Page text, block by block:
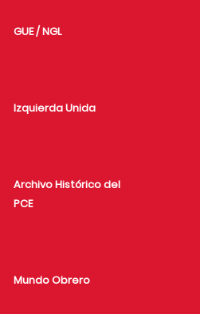
GUE / NGL
Izquierda Unida
Archivo Histórico del
PCE
Mundo Obrero